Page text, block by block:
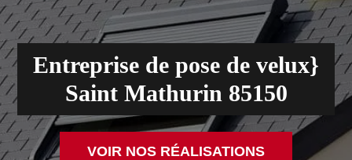
Entreprise de pose de velux}
Saint Mathurin 85150
VOIR NOS RÉALISATIONS